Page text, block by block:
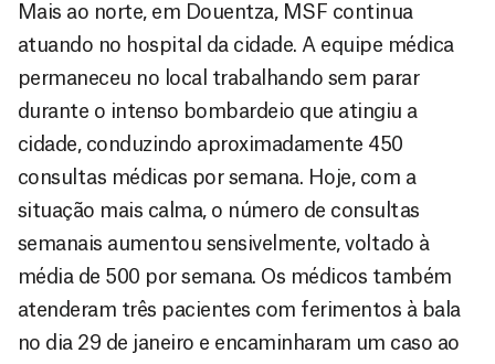
Mais ao norte, em Douentza, MSF continua
atuando no hospital da cidade. A equipe médica
permaneceu no local trabalhando sem parar
durante o intenso bombardeio que atingiu a
cidade, conduzindo aproximadamente 450
consultas médicas por semana. Hoje, com a
situação mais calma, o número de consultas
semanais aumentou sensivelmente, voltado à
média de 500 por semana. Os médicos também
atenderam três pacientes com ferimentos à bala
no dia 29 de janeiro e encaminharam um caso ao